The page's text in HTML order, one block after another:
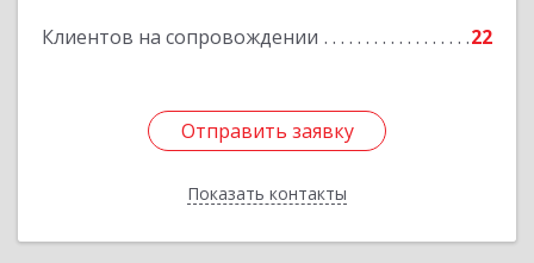
Клиентов на сопровождении 22
Отправить заявку
Показать контакты
Отправить заявку
Назад